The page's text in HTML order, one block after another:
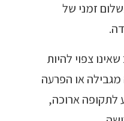
זמני של
צפוי להיות
או הפרעה
לתקופה ארוכה,